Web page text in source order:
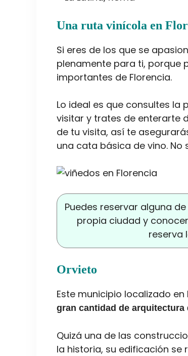
Una ruta vinícola en
Si eres de los que se
plenamente para ti, porque
importantes de Florencia.
Lo ideal es que consultes la
visitar y trates de enterarte
de tu visita, así te
una cata básica de vino.
Puedes reservar alguna
propia ciudad y
reserva
Orvieto
Este municipio localizado
gran cantidad de arquitectura
Quizá una de las
la historia, su edificación se